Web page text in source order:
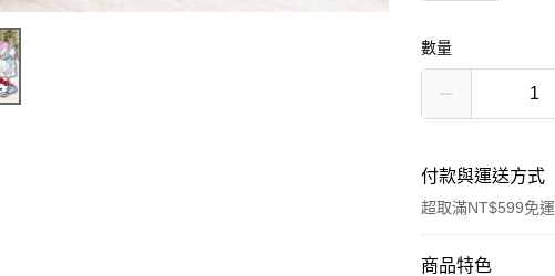
數量
付款與運送方式
超取滿NT$599免運
付款方式
商品特色